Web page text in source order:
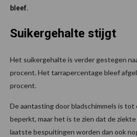
bleef.
Suikergehalte stijgt
Het suikergehalte is verder gestegen
procent. Het tarrapercentage bleef
procent.
De aantasting door bladschimmels is
beperkt, maar het is te zien dat de
laatste bespuitingen worden dan ook